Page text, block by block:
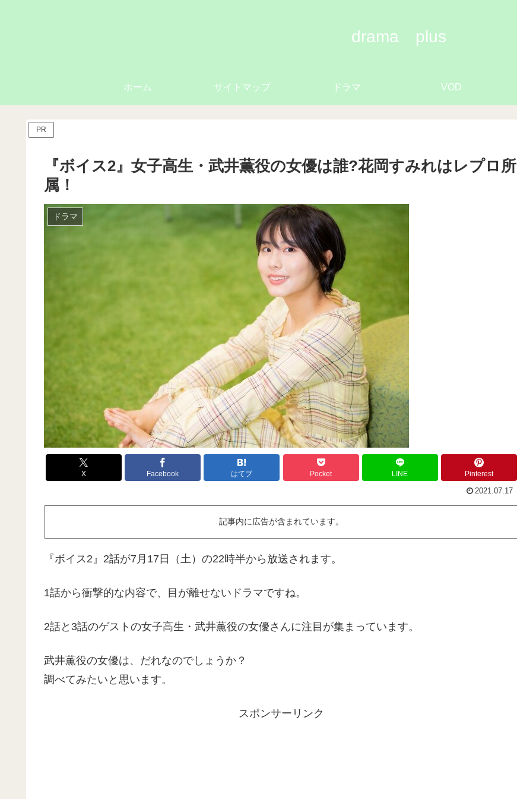
drama plus
ホーム サイトマップ ドラマ VOD
PR
『ボイス2』女子高生・武井薫役の女優は誰?花岡すみれはレプロ所
属！
ドラマ
X Facebook はてブ Pocket LINE Pinterest
2021.07.17
記事内に広告が含まれています。
『ボイス2』2話が7月17日（土）の22時半から放送されます。
1話から衝撃的な内容で、目が離せないドラマですね。
2話と3話のゲストの女子高生・武井薫役の女優さんに注目が集まっています。
武井薫役の女優は、だれなのでしょうか？
調べてみたいと思います。
スポンサーリンク